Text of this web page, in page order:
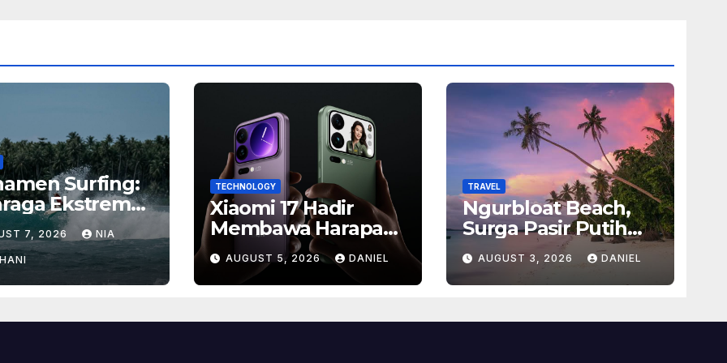
Surfing:
Ekstrem
Hadiah
7, 2026 NIA
TECHNOLOGY
Xiaomi 17 Hadir
Membawa Harapan
Baru, Inilah Alasan
Banyak Orang
Menantikan Ponsel
AUGUST 5, 2026 DANIEL
TRAVEL
Ngurbloat Beach,
Surga Pasir Putih
yang Menghadirkan
Ketenangan dan
Pesona Alam Tak
AUGUST 3, 2026 DANIEL